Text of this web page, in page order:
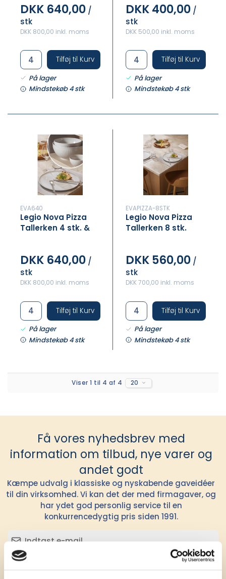
DKK 640,00 /
stk
DKK 800,00 inkl. moms
Tilføj til Kurv
På lager
Mindstekøb 4 stk
DKK 400,00 /
stk
DKK 500,00 inkl. moms
Tilføj til Kurv
På lager
Mindstekøb 4 stk
EVA640
Legio Nova Pizza
Tallerken 4 stk. &
DKK 640,00 /
stk
DKK 800,00 inkl. moms
Tilføj til Kurv
På lager
Mindstekøb 4 stk
EVAPIZZA-8STK
Legio Nova Pizza
Tallerken 8 stk.
DKK 560,00 /
stk
DKK 700,00 inkl. moms
Tilføj til Kurv
På lager
Mindstekøb 4 stk
Viser 1 til 4 af 4 20
Få vores nyhedsbrev med
information om tilbud, nye varer og
andet godt
Kæmpe udvalg i klassiske og nyskabende gaveidéer
til din virksomhed. Vi kan det der med firmagaver, og
har ydet god personlig service til en
konkurrencedygtig pris siden 1991.